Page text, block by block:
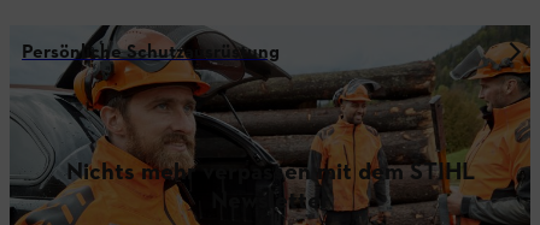
Persönliche Schutzausrüstung
Nichts mehr verpassen mit dem STIHL
Newsletter